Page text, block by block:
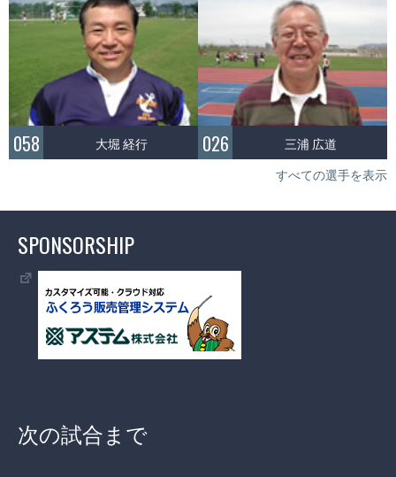
058 大堀 経行 026 三浦 広道
すべての選手を表示
SPONSORSHIP
次の試合まで